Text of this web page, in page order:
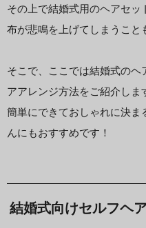
その上で結婚式用のヘアセ
布が悲鳴を上げてしまうこと
そこで、ここでは結婚式の
アアレンジ方法をご紹介しま
簡単にできておしゃれに決ま
んにもおすすめです！
結婚式向けセルフヘ